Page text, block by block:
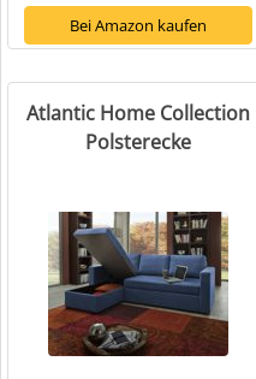
Bei Amazon kaufen
Atlantic Home Collection
Polsterecke